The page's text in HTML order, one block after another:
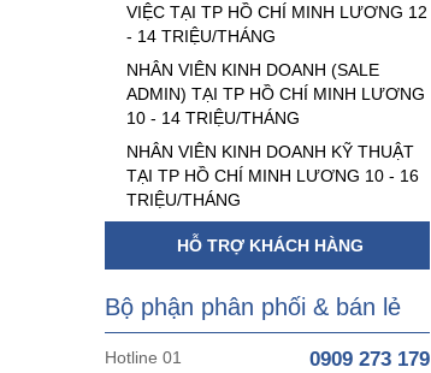
VIỆC TẠI TP HỒ CHÍ MINH LƯƠNG 12
- 14 TRIỆU/THÁNG
NHÂN VIÊN KINH DOANH (SALE
ADMIN) TẠI TP HỒ CHÍ MINH LƯƠNG
10 - 14 TRIỆU/THÁNG
NHÂN VIÊN KINH DOANH KỸ THUẬT
TẠI TP HỒ CHÍ MINH LƯƠNG 10 - 16
TRIỆU/THÁNG
HỖ TRỢ KHÁCH HÀNG
Bộ phận phân phối & bán lẻ
Hotline 01 0909 273 179